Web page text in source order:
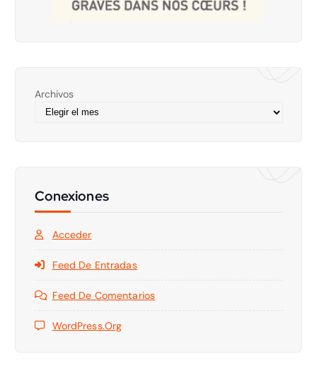
Archivos
Conexiones
Acceder
Feed De Entradas
Feed De Comentarios
WordPress.org